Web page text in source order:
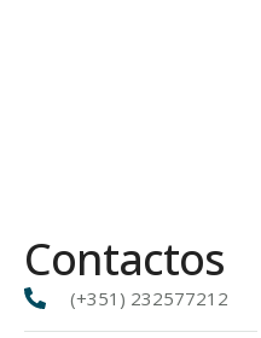
Contactos
(+351) 232577212